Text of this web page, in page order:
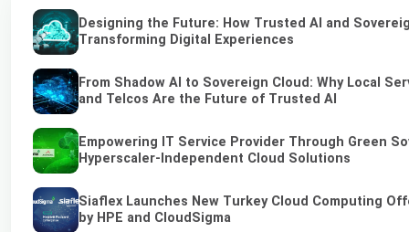
Designing the Future: How Trusted AI and
Transforming Digital Experiences
From Shadow AI to Sovereign Cloud: Why Local
and Telcos Are the Future of Trusted AI
Empowering IT Service Provider Through Green
Hyperscaler-Independent Cloud Solutions
Siaflex Launches New Turkey Cloud Computing
by HPE and CloudSigma